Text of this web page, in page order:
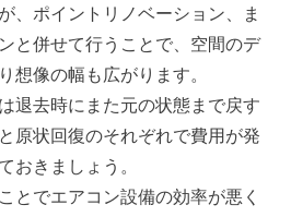
、ポイントリノベーション、ま
と併せて行うことで、空間のデ
想像の幅も広がります。
退去時にまた元の状態まで戻す
原状回復のそれぞれで費用が発
おきましょう。
とでエアコン設備の効率が悪く